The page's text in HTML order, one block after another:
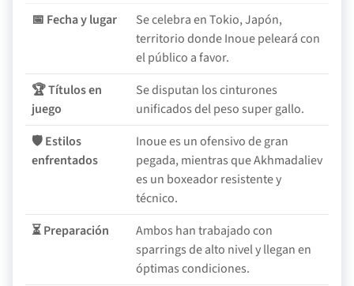
📅 Fecha y lugar
Se celebra en Tokio, Japón,
territorio donde Inoue peleará con
el público a favor.
🏆 Títulos en
juego
Se disputan los cinturones
unificados del peso super gallo.
🛡️ Estilos
enfrentados
Inoue es un ofensivo de gran
pegada, mientras que Akhmadaliev
es un boxeador resistente y
técnico.
⏳ Preparación
Ambos han trabajado con
sparrings de alto nivel y llegan en
óptimas condiciones.